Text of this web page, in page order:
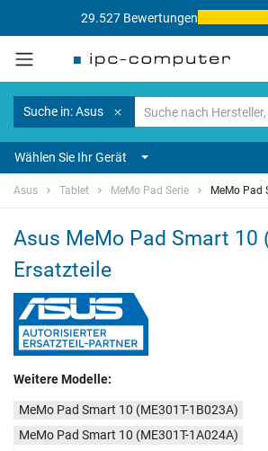
29.527 Bewertungen
Suche in: Asus
Wählen Sie Ihr Gerät
Asus Tablet MeMo Pad Serie MeMo Pad
Asus MeMo Pad Smart 10
Ersatzteile
Weitere Modelle:
MeMo Pad Smart 10 (ME301T-1B023A)
MeMo Pad Smart 10 (ME301T-1A024A)